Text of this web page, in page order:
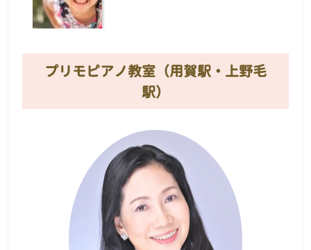
プリモピアノ教室（用賀駅・上野毛
駅）